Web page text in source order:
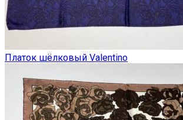
Платок шёлковый Valentino